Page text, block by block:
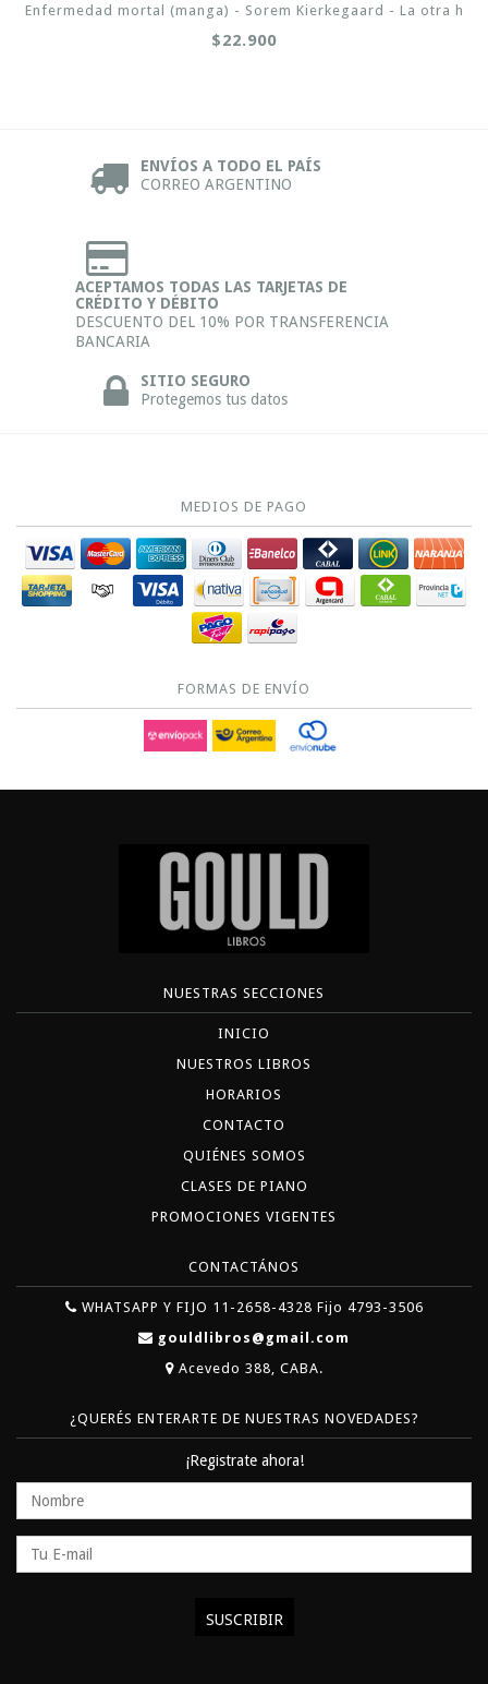
Enfermedad mortal (manga) - Sorem Kierkegaard - La otra h
$22.900
ENVÍOS A TODO EL PAÍS
CORREO ARGENTINO
ACEPTAMOS TODAS LAS TARJETAS DE
CRÉDITO Y DÉBITO
DESCUENTO DEL 10% POR TRANSFERENCIA
BANCARIA
SITIO SEGURO
Protegemos tus datos
MEDIOS DE PAGO
FORMAS DE ENVÍO
NUESTRAS SECCIONES
INICIO
NUESTROS LIBROS
HORARIOS
CONTACTO
QUIÉNES SOMOS
CLASES DE PIANO
PROMOCIONES VIGENTES
CONTACTÁNOS
WHATSAPP Y FIJO 11-2658-4328 Fijo 4793-3506
gouldlibros@gmail.com
Acevedo 388, CABA.
¿QUERÉS ENTERARTE DE NUESTRAS NOVEDADES?
¡Registrate ahora!